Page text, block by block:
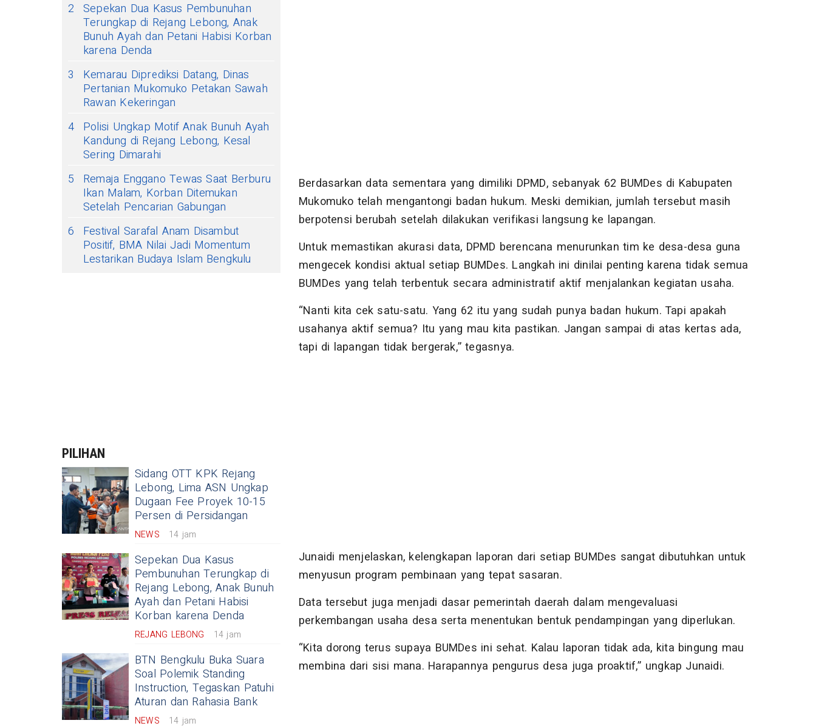
2 Sepekan Dua Kasus Pembunuhan
Terungkap di Rejang Lebong, Anak
Bunuh Ayah dan Petani Habisi Korban
karena Denda
3
Kemarau Diprediksi Datang, Dinas
Pertanian Mukomuko Petakan Sawah
Rawan Kekeringan
4 Polisi Ungkap Motif Anak Bunuh Ayah
Kandung di Rejang Lebong, Kesal
Sering Dimarahi
5
Remaja Enggano Tewas Saat Berburu
Ikan Malam, Korban Ditemukan
Setelah Pencarian Gabungan
6
Festival Sarafal Anam Disambut
Positif, BMA Nilai Jadi Momentum
Lestarikan Budaya Islam Bengkulu
PILIHAN
Sidang OTT KPK Rejang
Lebong, Lima ASN Ungkap
Dugaan Fee Proyek 10-15
Persen di Persidangan
NEWS 14 jam
Sepekan Dua Kasus
Pembunuhan Terungkap di
Rejang Lebong, Anak Bunuh
Ayah dan Petani Habisi
Korban karena Denda
REJANG LEBONG 14 jam
BTN Bengkulu Buka Suara
Soal Polemik Standing
Instruction, Tegaskan Patuhi
Aturan dan Rahasia Bank
NEWS 14 jam
Berdasarkan data sementara yang dimiliki DPMD, sebanyak 62 BUMDes di Kabupaten
Mukomuko telah mengantongi badan hukum. Meski demikian, jumlah tersebut masih
berpotensi berubah setelah dilakukan verifikasi langsung ke lapangan.
Untuk memastikan akurasi data, DPMD berencana menurunkan tim ke desa-desa guna
mengecek kondisi aktual setiap BUMDes. Langkah ini dinilai penting karena tidak semua
BUMDes yang telah terbentuk secara administratif aktif menjalankan kegiatan usaha.
“Nanti kita cek satu-satu. Yang 62 itu yang sudah punya badan hukum. Tapi apakah
usahanya aktif semua? Itu yang mau kita pastikan. Jangan sampai di atas kertas ada,
tapi di lapangan tidak bergerak,” tegasnya.
Junaidi menjelaskan, kelengkapan laporan dari setiap BUMDes sangat dibutuhkan untuk
menyusun program pembinaan yang tepat sasaran.
Data tersebut juga menjadi dasar pemerintah daerah dalam mengevaluasi
perkembangan usaha desa serta menentukan bentuk pendampingan yang diperlukan.
“Kita dorong terus supaya BUMDes ini sehat. Kalau laporan tidak ada, kita bingung mau
membina dari sisi mana. Harapannya pengurus desa juga proaktif,” ungkap Junaidi.